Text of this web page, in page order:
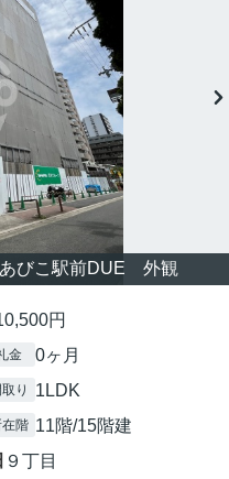
あびこ駅前DUE 外観
円
金 0ヶ月
り 1LDK
在階 11階/15階建
９丁目